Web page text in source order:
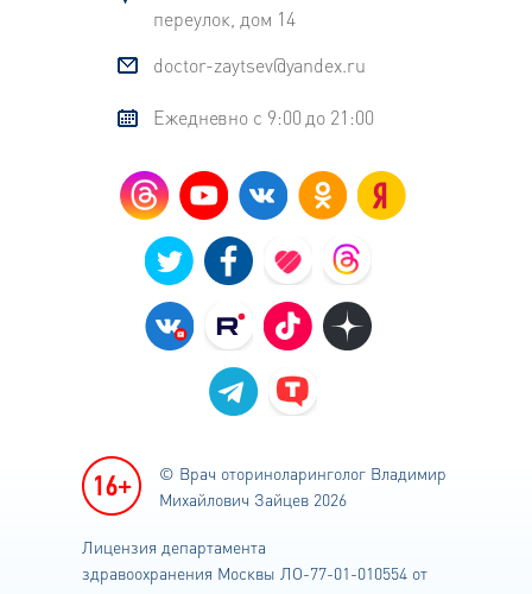
переулок, дом 14
doctor-zaytsev@yandex.ru
Ежедневно с 9:00 до 21:00
© Врач оториноларинголог Владимир
Михайлович Зайцев 2026
Лицензия департамента
здравоохранения Москвы ЛО-77-01-010554 от